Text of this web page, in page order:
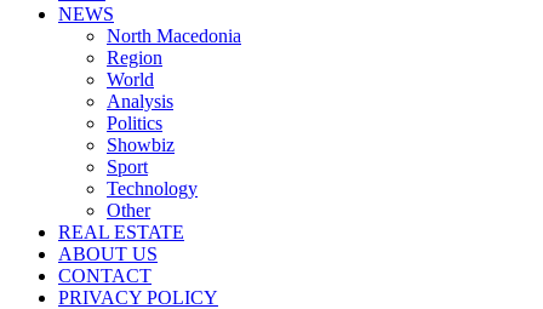
NEWS
North Macedonia
Region
World
Analysis
Politics
Showbiz
Sport
Technology
Other
REAL ESTATE
ABOUT US
CONTACT
PRIVACY POLICY